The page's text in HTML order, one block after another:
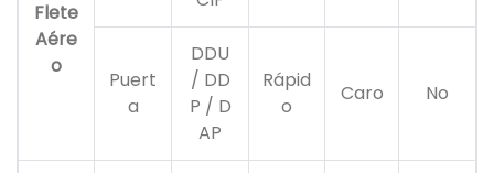
Flete
Aére
o
Puert
a
DDU
/ DD
P / D
AP
Rápid
o
Caro No